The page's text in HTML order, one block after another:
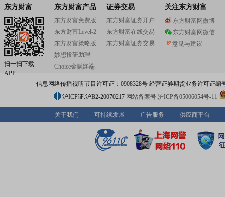
政》、《中国共产党简史》、《习近平新时代中国特色社
士工作站、博士后科研工作站等多个创新研发平台。太阳
世界首创的溶解浆连续蒸煮技术;首次从水解液中提取出木
了世界空白;制造了世界第一张不添加任何化学药品的“无添
列生活用纸,成就了太阳纸业的“三个世界第一”。下一步,公
定“打造千亿级企业”战略目标,以干就干到最好、创就创成
做就做到极致的精神奋力迈向高质量发展新征程,努力把太
东方财富
扫一扫下载
APP
东方财富产品
东方财富免费版
东方财富Level-2
东方财富策略版
妙想投研助理
Choice金融终端
证券交易
东方财富证券开户
东方财富在线交易
东方财富证券交易
关注东方财富
东方财富网微博
东方财富网微信
意见与建议
信息网络传播视听节目许可证：0908328号 经营证券期货业务许可证编
沪ICP证:沪B2-20070217 网站备案号:沪ICP备05006054号-11
关于我们 可持续发展 广告服务 供应商平台